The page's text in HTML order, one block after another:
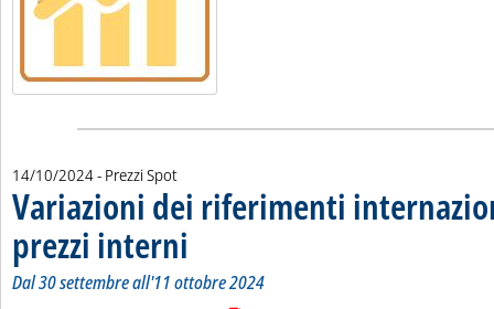
14/10/2024- Prezzi Spot
Variazioni dei riferimenti
prezzi interni
Dal 30 settembre all'11 ottobre 2024